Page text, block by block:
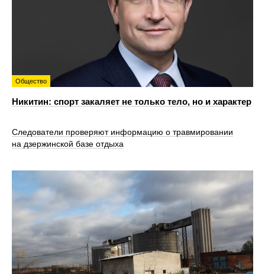
Общество
Никитин: спорт закаляет не только тело, но и характер
Следователи проверяют информацию о травмировании
на дзержинской базе отдыха